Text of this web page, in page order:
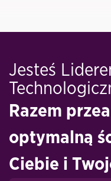
Jesteś
Razem
optymalną
Ciebie i